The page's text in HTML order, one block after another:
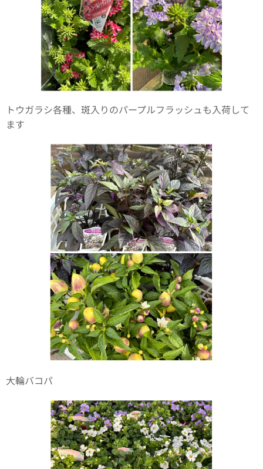
トウガラシ各種、斑入りのパープルフラッシュも入荷して
ます
大輪バコパ